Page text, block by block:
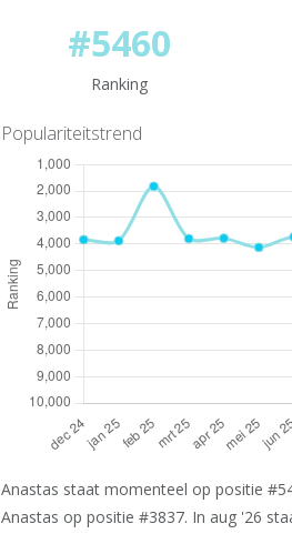
#5460
Ranking
Populariteitstrend
Anastas staat momenteel op positie
Anastas op positie #3837. In aug '26